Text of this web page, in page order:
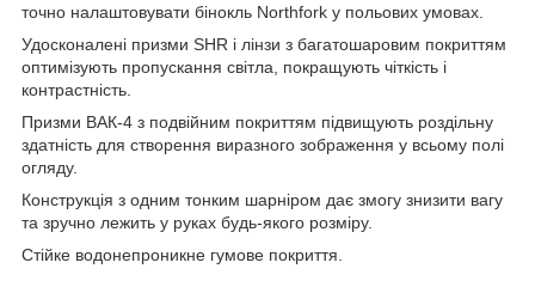
точно налаштовувати бінокль Northfork у польових умовах.
Удосконалені призми SHR і лінзи з багатошаровим покриттям
оптимізують пропускання світла, покращують чіткість і
контрастність.
Призми ВАК-4 з подвійним покриттям підвищують роздільну
здатність для створення виразного зображення у всьому полі
огляду.
Конструкція з одним тонким шарніром дає змогу знизити вагу
та зручно лежить у руках будь-якого розміру.
Стійке водонепроникне гумове покриття.